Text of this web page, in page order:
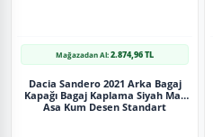
Mağazadan Al:2.874,96 TL
Dacia Sandero 2021 Arka Bagaj
Kapağı Bagaj Kaplama Siyah Mat
Asa Kum Desen Standart